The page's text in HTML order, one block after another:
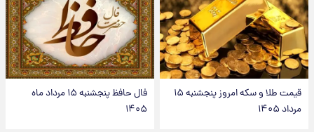
قیمت طلا و سکه امروز پنجشنبه ۱۵
مرداد ۱۴۰۵
فال حافظ پنجشنبه ۱۵ مرداد ماه
۱۴۰۵